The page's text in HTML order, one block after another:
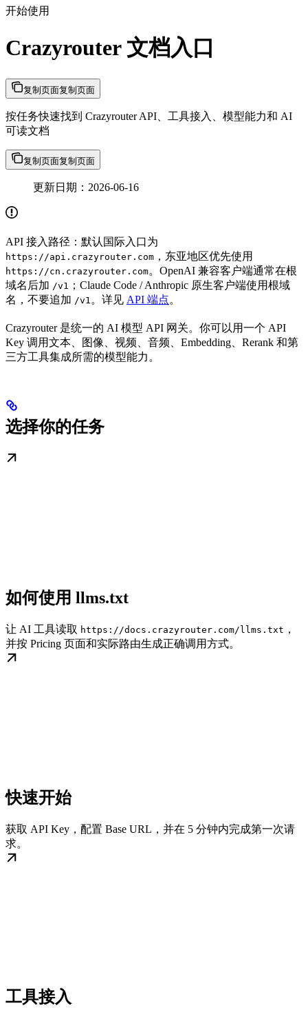
开始使用
Crazyrouter 文档入口
复制页面复制页面
按任务快速找到 Crazyrouter API、工具接入、模型能力和 AI
可读文档
复制页面复制页面
更新日期：2026-06-16
API 接入路径：默认国际入口为
https://api.crazyrouter.com ，东亚地区优先使用
https://cn.crazyrouter.com。OpenAI 兼容客户端通常在根
域名后加 /v1
；Claude Code / Anthropic 原生客户端使用根域
名，不要追加 /v1 。详见 API 端点。
Crazyrouter 是统一的 AI 模型 API 网关。你可以用一个 API
Key 调用文本、图像、视频、音频、Embedding、Rerank 和第
三方工具集成所需的模型能力。
选择你的任务
如何使用 llms.txt
让 AI 工具读取 https://docs.crazyrouter.com/llms.txt ，
并按 Pricing 页面和实际路由生成正确调用方式。
快速开始
获取 API Key，配置 Base URL，并在 5 分钟内完成第一次请
求。
工具接入